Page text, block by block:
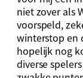
niet zover als
voorspeld,
winterstop en
hopelijk nog
diverse